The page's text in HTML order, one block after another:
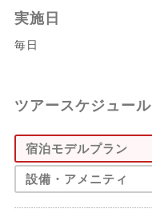
実施日
毎日
ツアースケジュール
宿泊モデルプラン
設備・アメニティ